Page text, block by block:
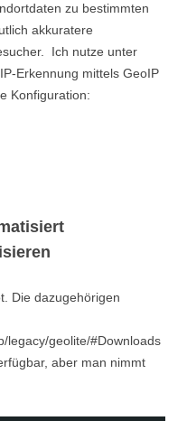
zu bestimmten
akkuratere
Ich nutze unter
Erkennung mittels GeoIP
Konfiguration:
Die dazugehörigen
legacy/geolite/#Downloads
aber man nimmt